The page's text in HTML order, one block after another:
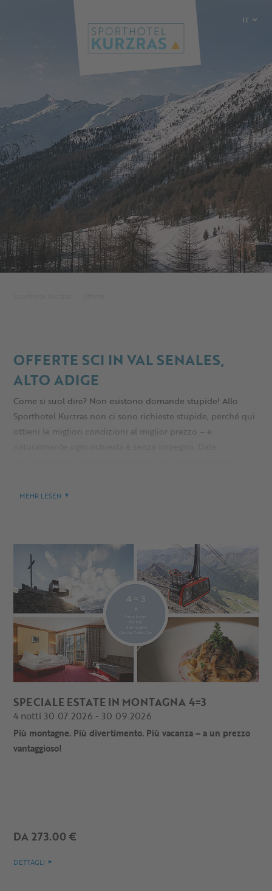
IT
OFFERTE SCI IN VAL SENALES,
ALTO ADIGE
Come si suol dire? Non esistono domande stupide! Allo
Sporthotel Kurzras non ci sono richieste stupide, perché qui
ottieni le migliori condizioni al miglior prezzo – e
Prenotate subito la vostra offerta in Val Senales e assicuratevi
MEHR LESEN
SPECIALE ESTATE IN MONTAGNA 4=3
4 notti 30.07.2026 - 30.09.2026
Più montagne. Più divertimento. Più vacanza – a un prezzo
vantaggioso!
DA 273.00 €
DETTAGLI